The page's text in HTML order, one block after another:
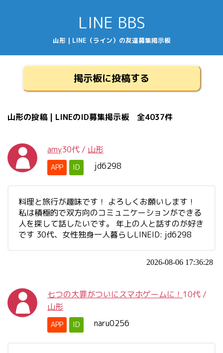
LINE BBS
山形 | LINE（ライン）の友達募集掲示板
掲示板に投稿する
山形の投稿 | LINEのID募集掲示板 全4037件
amy30代 / 山形
APP ID jd6298
料理と旅行が趣味です！ よろしくお願いします！
私は積極的で双方向のコミュニケーションができる
人を探して話したいです。 年上の人と話すのが好き
です 30代、女性独身一人暮らしLINEID: jd6298
2026-08-06 17:36:28
七つの大罪がついにスマホゲームに！ 10代 /
山形
APP ID naru0256